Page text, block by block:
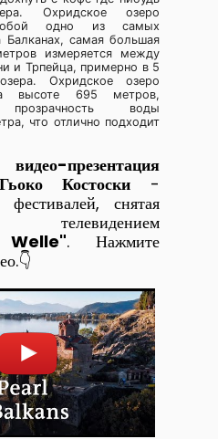
Охридское озеро
собой одно из самых
Балканах, самая большая
измеряется между
и Трпейца, примерно в 5
Охридское озеро
высоте 695 метров,
прозрачность воды
что отлично подходит
презентация
Гьоко Костоски-
фестивалей, снятая
. Нажмите